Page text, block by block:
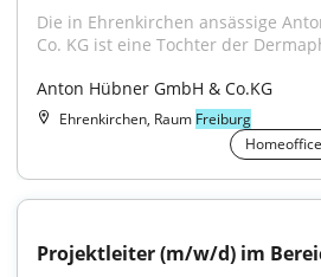
Die in Ehrenkirchen ansässige
Co. KG ist eine Tochter der
Anton Hübner GmbH & Co.KG
Ehrenkirchen, Raum Freiburg
Homeoffice
Projektleiter (m/w/d) im